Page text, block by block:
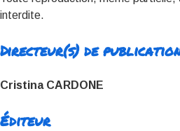
interdite.
Directeur(s) de
Cristina CARDONE
Éditeur